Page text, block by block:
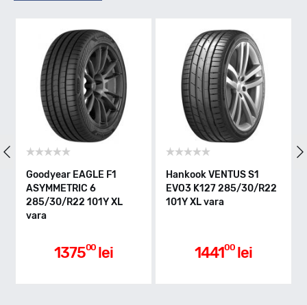
Indice greutate
101
Clasa de eficienta
C
Goodyear EAGLE F1
ASYMMETRIC 6
285/30/R22 101Y XL
vara
137500 lei
Hankook VENTUS S1
EVO3 K127 285/30/R22
101Y XL vara
144100 lei